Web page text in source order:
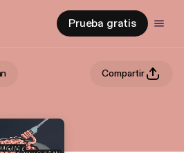
Prueba gratis
Compartir